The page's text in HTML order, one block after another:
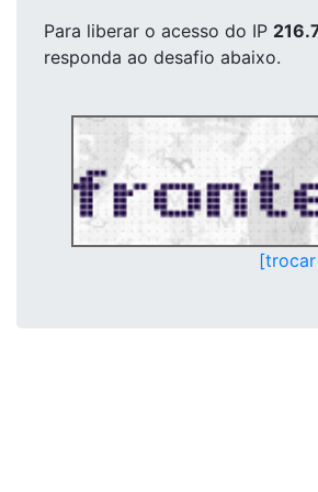
Para liberar o acesso do IP
responda ao desafio abaixo.